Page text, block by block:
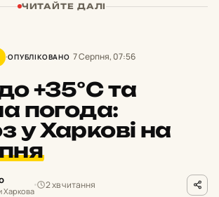
ЧИТАЙТЕ ДАЛІ
ОПУБЛІКОВАНО 7 Серпня, 07:56
+35°С та
погода:
у Харкові на
Харкова
2 хв читання